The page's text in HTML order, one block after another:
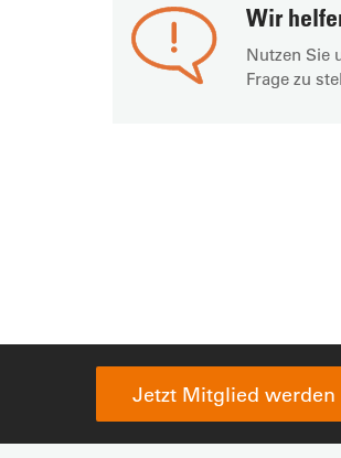
Wir
Nutzen Sie
Frage zu
Jetzt Mitglied werden